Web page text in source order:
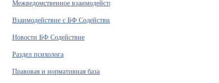
Межведомственное взаимодействие
Взаимодействие с БФ Содействие
Новости БФ Содействие
Раздел психолога
Правовая и нормативная база